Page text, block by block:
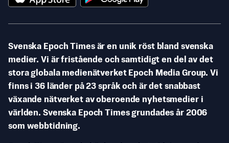
Svenska Epoch Times är en unik röst bland svenska
medier. Vi är fristående och samtidigt en del av det
stora globala medienätverket Epoch Media Group. Vi
finns i 36 länder på 23 språk och är det snabbast
växande nätverket av oberoende nyhetsmedier i
världen. Svenska Epoch Times grundades år 2006
som webbtidning.